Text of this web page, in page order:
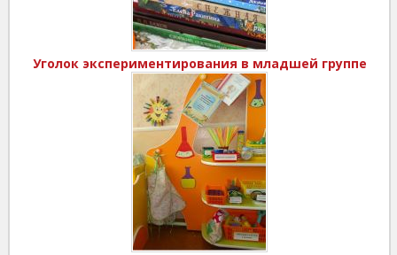
Уголок экспериментирования в младшей группе